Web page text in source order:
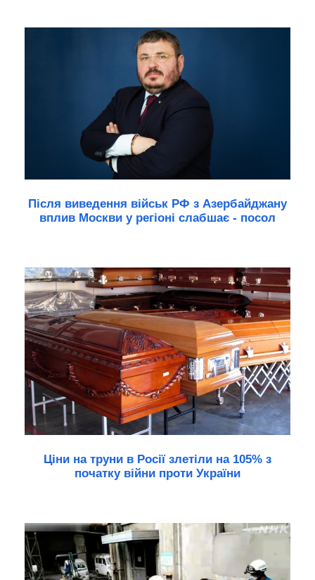
Після виведення військ РФ з Азербайджану
вплив Москви у регіоні слабшає - посол
Ціни на труни в Росії злетіли на 105% з
початку війни проти України